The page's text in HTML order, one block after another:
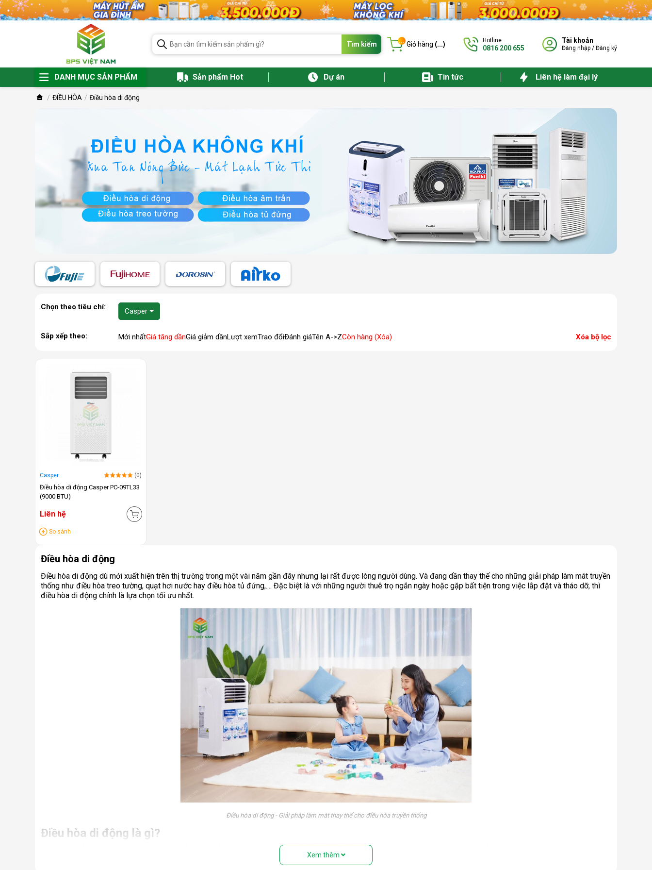
Tìm kiếm ... Giỏ hàng (...) Hotline
0816 200 655
Tài khoản
Đăng nhập / Đăng ký
DANH MỤC SẢN PHẨM Sản phẩm Hot Dự án Tin tức Liên hệ làm đại lý
ĐIỀU HÒA Điều hòa di động
Chọn theo tiêu chí: Casper
Sắp xếp theo: Mới nhấtGiá tăng dầnGiá giảm dầnLượt xemTrao đổiĐánh giáTên A->ZCòn hàng (Xóa) Xóa bộ lọc
Casper (0)
Điều hòa di động Casper PC-09TL33
(9000 BTU)
Liên hệ
So sánh
Điều hòa di động
Điều hòa di động dù mới xuất hiện trên thị trường trong một vài năm gần đây nhưng lại rất được lòng người dùng. Và đang dần thay thế cho những giải pháp làm mát truyền
thống như điều hòa treo tường, quạt hơi nước hay điều hòa tủ đứng,.... Đặc biệt là với những người thuê trọ ngắn ngày hoặc gặp bất tiện trong việc lắp đặt và tháo dỡ, thì
điều hòa di động chính là lựa chọn tối ưu nhất.
Điều hòa di động - Giải pháp làm mát thay thế cho điều hòa truyền thống
Điều hòa di động là gì?
Điều hòa di động là thiết bị làm mát được cải tiến từ điều hòa treo tường truyền thống. Nếu nhìn từ bên ngoài, rất nhiều người nhầm tưởng rằng thiết bị này là quạt hơi nước.
Nhưng thực chất, đây là một chiếc điều hòa “chính hiệu” với đầy đủ các bộ phận: Dàn nóng, dàn lạnh, máy nén, khí gas, ống dẫn gas, bảng điều khiển,... giống như một chiếc
Xem thêm